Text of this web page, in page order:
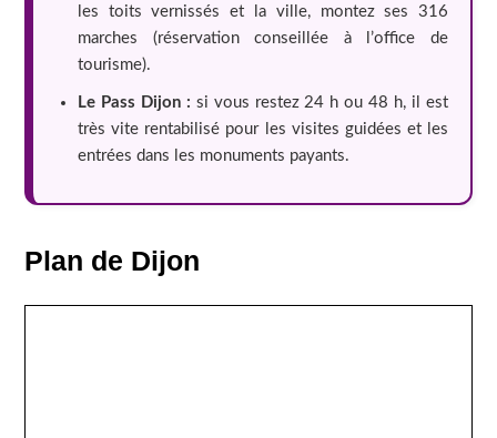
les toits vernissés et la ville, montez ses 316
marches (réservation conseillée à l’office de
tourisme).
Le Pass Dijon : si vous restez 24 h ou 48 h, il est
très vite rentabilisé pour les visites guidées et les
entrées dans les monuments payants.
Plan de Dijon